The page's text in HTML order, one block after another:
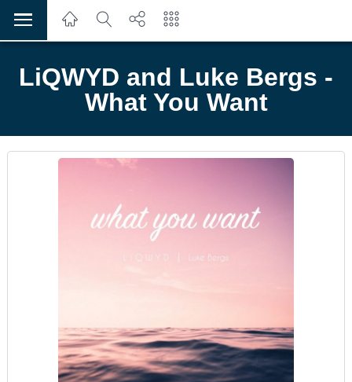
LiQWYD and Luke Bergs -
What You Want